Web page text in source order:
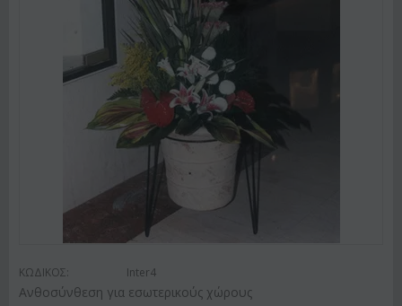
ΚΩΔΙΚΟΣ: Inter4
Ανθοσύνθεση για εσωτερικούς χώρους